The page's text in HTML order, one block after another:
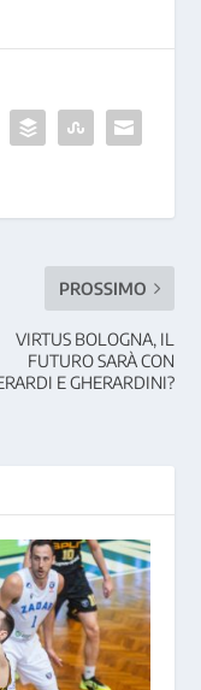
PROSSIMO
VIRTUS BOLOGNA, IL
FUTURO SARÀ CON
E GHERARDINI?